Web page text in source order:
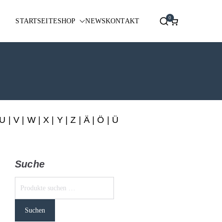
STARTSEITESHOP NEWSKONTAKT 0
U V W|X Y|Z Ä| Ö | Ü
Suche
Suchen